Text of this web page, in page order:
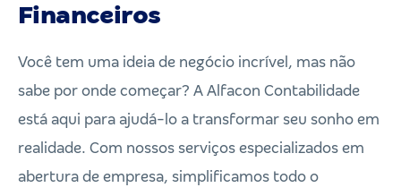
Financeiros
Você tem uma ideia de negócio incrível, mas não
sabe por onde começar? A Alfacon Contabilidade
está aqui para ajudá-lo a transformar seu sonho em
realidade. Com nossos serviços especializados em
abertura de empresa, simplificamos todo o